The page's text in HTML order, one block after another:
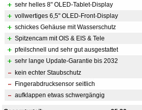
sehr helles 8" OLED-Tablet-Display
vollwertiges 6,5" OLED-Front-Display
schickes Gehäuse mit Wasserschutz
Spitzencam mit OIS & EIS & Tele
pfeilschnell und sehr gut ausgestattet
sehr lange Update-Garantie bis 2032
kein echter Staubschutz
Fingerabdrucksensor seitlich
aufklappen etwas schwergängig